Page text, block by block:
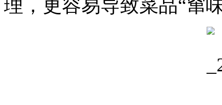
理，更容易导致菜品“窜